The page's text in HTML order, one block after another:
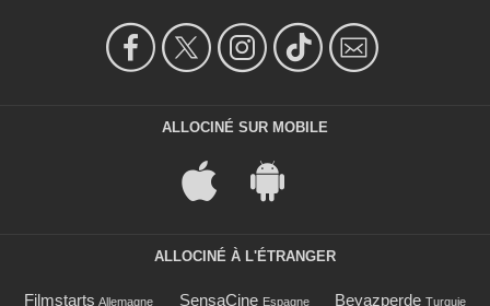
ALLOCINÉ SUR MOBILE
ALLOCINÉ À L'ÉTRANGER
Filmstarts Allemagne SensaCine Espagne Beyazperde Turquie